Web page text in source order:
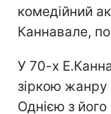
комедійний
Каннавале,
У 70-х
зіркою жанру
Однією з його